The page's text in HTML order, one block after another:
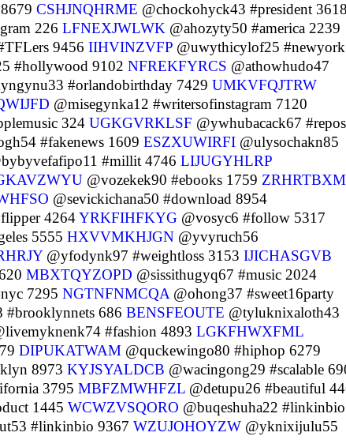
CSHJNQHRME @chockohyck43 #president 3618
226 LFNEXJWLWK @ahozyty50 #america 2239
9456 IIHVINZVFP @uwythicylof25 #newyork
#hollywood 9102 NFREKFYRCS @athowhudo47
#orlandobirthday 7429 UMKVFQJTRW
@misegynka12 #writersofinstagram 7120
324 UGKGVRKLSF @ywhubacack67
#fakenews 1609 ESZXUWIRFI @ulysochakn85
#millit 4746 LIJUGYHLRP
@vozekek90 #ebooks 1759
@sevickichana50 #download 8954
4264YRKFIHFKYG @vosyc6 #follow 5317
5555 HXVVMKHJGN @yvyruch56
@yfodynk97 #weightloss 3153 IJICHASGVB
MBXTQYZOPD @sissithugyq67 #music 2024
7295 NGTNFNMCQA @ohong37 #sweet16party
#brooklynnets 686 BENSFEOUTE @tyluknixaloth43
#fashion 4893 LGKFHWXFML
DIPUKATWAM @quckewingo80 #hiphop 6279
8973 KYJSYALDCB @wacingong29 #scalable
3795 MBFZMWHFZL @detupu26 #beautiful
1445 WCWZVSQORO @buqeshuha22 #linkinbio
#linkinbio 9367 WZUJOHOYZW @yknixijulu55